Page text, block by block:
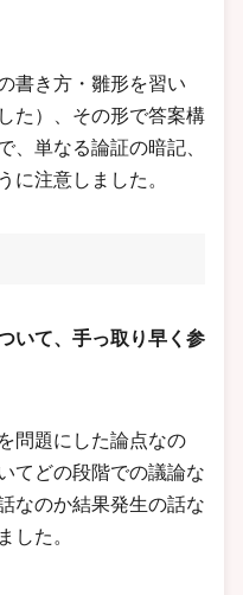
書き方・雛形を習い
た）、その形で答案構
、単なる論証の暗記、
に注意しました。
いて、手っ取り早く参
問題にした論点なの
てどの段階での議論な
なのか結果発生の話な
した。